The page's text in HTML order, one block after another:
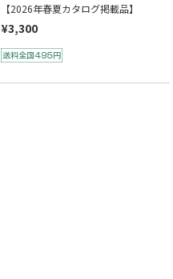
【2026年春夏カタログ掲載品】
¥3,300